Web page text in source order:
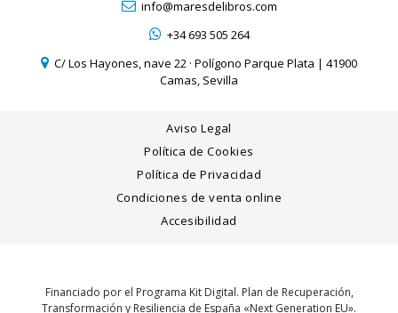
info@maresdelibros.com
+34 693 505 264
C/ Los Hayones, nave 22 · Polígono Parque Plata | 41900
Camas, Sevilla
Aviso Legal
Política de Cookies
Política de Privacidad
Condiciones de venta online
Accesibilidad
Financiado por el Programa Kit Digital. Plan de Recuperación,
Transformación y Resiliencia de España «Next Generation EU».